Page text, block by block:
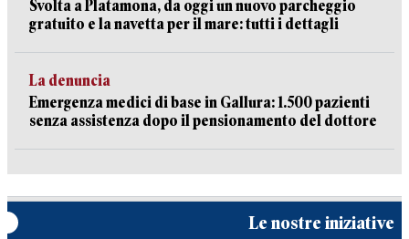
Svolta a Platamona, da oggi un nuovo parcheggio
gratuito e la navetta per il mare: tutti i dettagli
La denuncia
Emergenza medici di base in Gallura: 1.500 pazienti
senza assistenza dopo il pensionamento del dottore
Le nostre iniziative